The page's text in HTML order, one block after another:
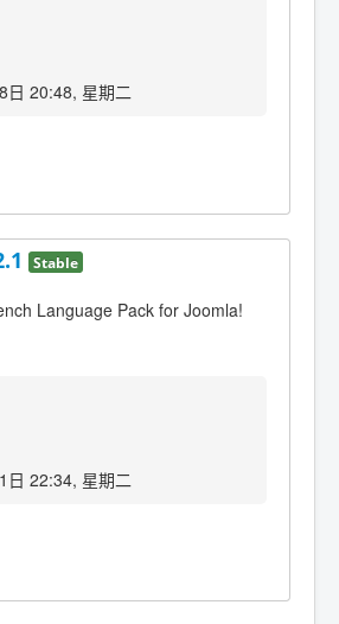
日 20:48, 星期二
Stable
Language Pack for Joomla!
日 22:34, 星期二